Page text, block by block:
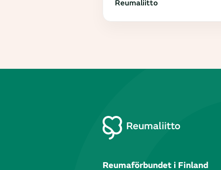
Reumaliitto
Reumaförbundet i Finland